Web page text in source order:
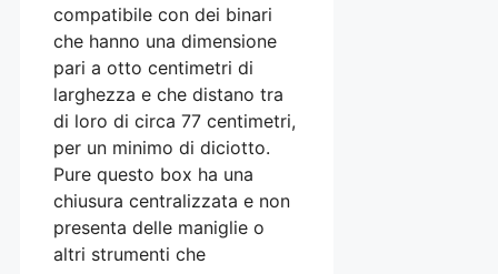
compatibile con dei binari
che hanno una dimensione
pari a otto centimetri di
larghezza e che distano tra
di loro di circa 77 centimetri,
per un minimo di diciotto.
Pure questo box ha una
chiusura centralizzata e non
presenta delle maniglie o
altri strumenti che